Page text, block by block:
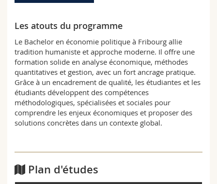
Les atouts du programme
Le Bachelor en économie politique à Fribourg allie
tradition humaniste et approche moderne. Il offre une
formation solide en analyse économique, méthodes
quantitatives et gestion, avec un fort ancrage pratique.
Grâce à un encadrement de qualité, les étudiantes et les
étudiants développent des compétences
méthodologiques, spécialisées et sociales pour
comprendre les enjeux économiques et proposer des
solutions concrètes dans un contexte global.
Plan d'études